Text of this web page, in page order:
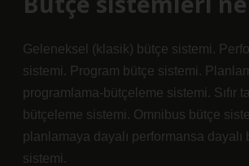
Geleneksel (klasik) bütçe sistemi.
sistemi. Program bütçe sistemi.
programlama-bütçeleme sistemi. Sıfır
bütçeleme sistemi. Omnibus bütçe
planlamaya dayalı performansa dayalı
sistemi.